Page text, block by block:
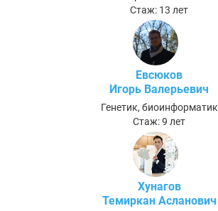
Стаж: 13 лет
Евсюков
Игорь Валерьевич
Генетик, биоинформатик
Стаж: 9 лет
Хунагов
Темиркан Асланович